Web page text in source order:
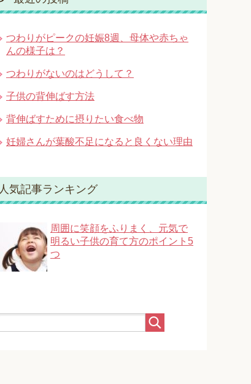
つわりがピークの妊娠8週、母体や赤ちゃ
んの様子は？
つわりがないのはどうして？
子供の背伸ばす方法
背伸ばすために摂りたい食べ物
妊婦さんが葉酸不足になると良くない理由
人気記事ランキング
周囲に笑顔をふりまく、元気で
明るい子供の育て方のポイント5
つ